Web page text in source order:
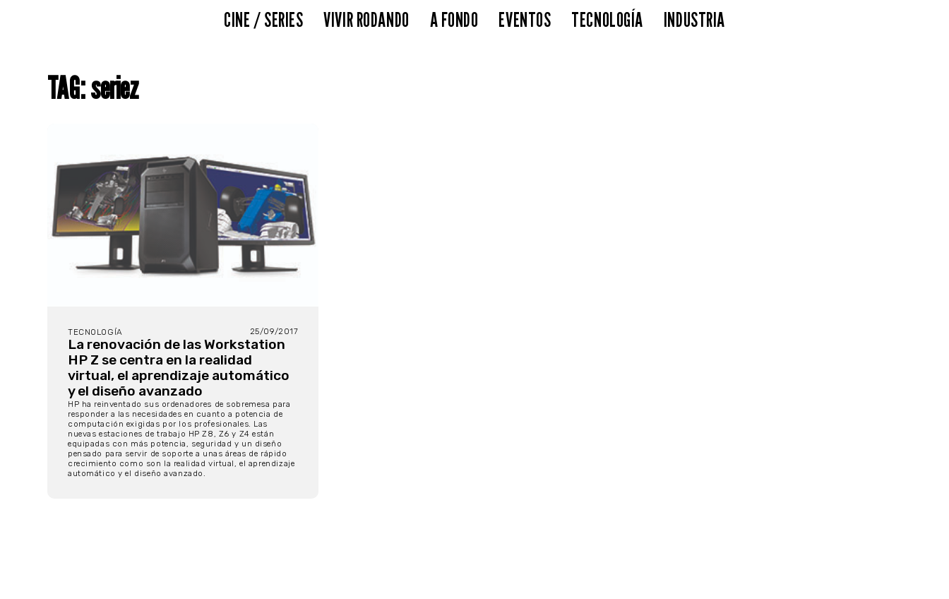
CINE / SERIES VIVIR RODANDO A FONDO EVENTOS TECNOLOGÍA INDUSTRIA
TAG: seriez
TECNOLOGÍA 25/09/2017
La renovación de las Workstation
HP Z se centra en la realidad
virtual, el aprendizaje automático
y el diseño avanzado
HP ha reinventado sus ordenadores de sobremesa para
responder a las necesidades en cuanto a potencia de
computación exigidas por los profesionales. Las
nuevas estaciones de trabajo HP Z8, Z6 y Z4 están
equipadas con más potencia, seguridad y un diseño
pensado para servir de soporte a unas áreas de rápido
crecimiento como son la realidad virtual, el aprendizaje
automático y el diseño avanzado.